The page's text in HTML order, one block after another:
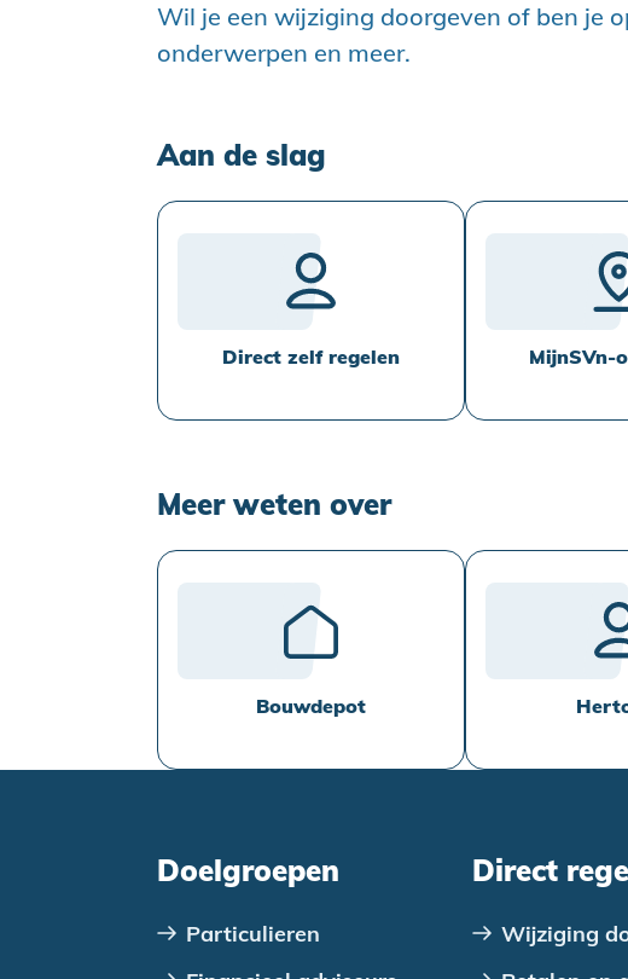
Wil je een wijziging doorgeven of ben je
onderwerpen en meer.
Aan de slag
Direct zelf regelen MijnSVn-
Meer weten over
Bouwdepot
Doelgroepen
Particulieren
Direct
Wijziging